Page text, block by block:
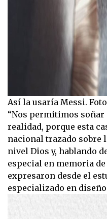
Así la usaría Messi.
“Nos permitimos soñar
realidad, porque esta
nacional trazado sobre
nivel Dios y, hablando
especial en memoria de
expresaron desde el
especializado en